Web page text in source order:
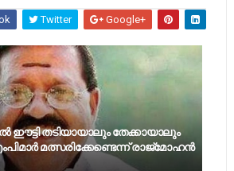
Twitter Google+
ഈട്ടി തടിയായാലും തേക്കായാലും
മത്സരിക്കേണ്ടെന്ന് രാജ്‌മോഹന്‍